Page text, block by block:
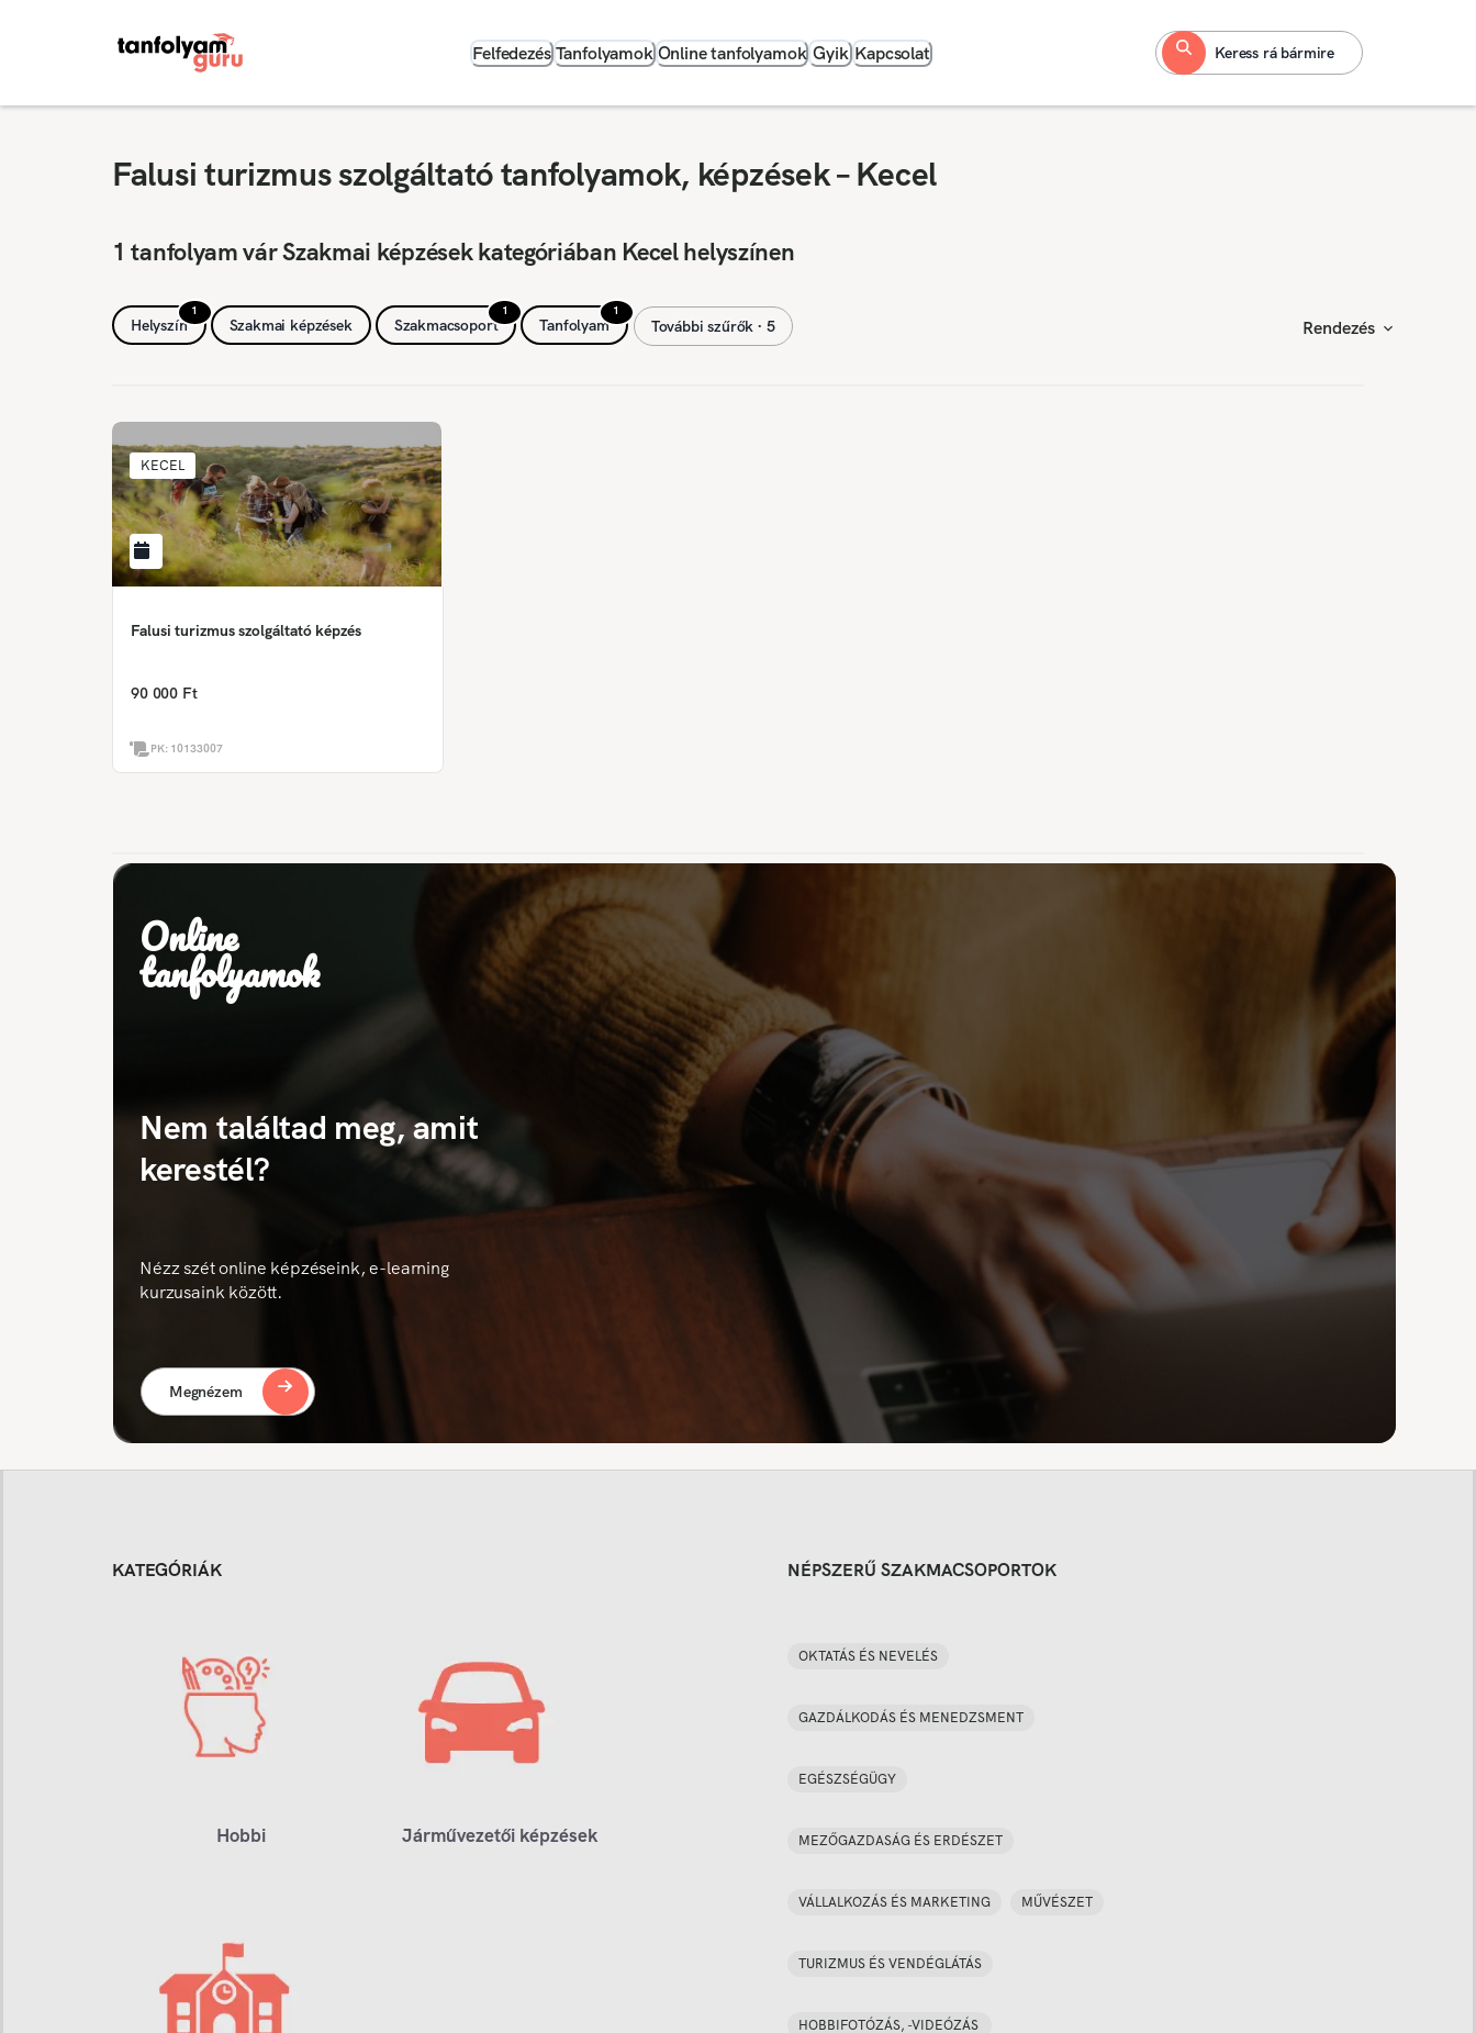
Felfedezés Tanfolyamok Online tanfolyamok Gyik Kapcsolat Keress rá bármire
Falusi turizmus szolgáltató tanfolyamok, képzések – Kecel
1 tanfolyam vár Szakmai képzések kategóriában Kecel helyszínen
1
Helyszín Szakmai képzések
1
Szakmacsoport
1
Tanfolyam További szűrők ∙ 5 Rendezés
KECEL
Falusi turizmus szolgáltató képzés
90 000 Ft
PK: 10133007
Online
tanfolyamok
Nem találtad meg, amit
kerestél?
Nézz szét online képzéseink, e-learning
kurzusaink között.
Megnézem
KATEGÓRIÁK
Hobbi Járművezetői képzések
NÉPSZERŰ SZAKMACSOPORTOK
OKTATÁS ÉS NEVELÉS
GAZDÁLKODÁS ÉS MENEDZSMENT
EGÉSZSÉGÜGY
MEZŐGAZDASÁG ÉS ERDÉSZET
VÁLLALKOZÁS ÉS MARKETING MŰVÉSZET
TURIZMUS ÉS VENDÉGLÁTÁS
HOBBIFOTÓZÁS, -VIDEÓZÁS